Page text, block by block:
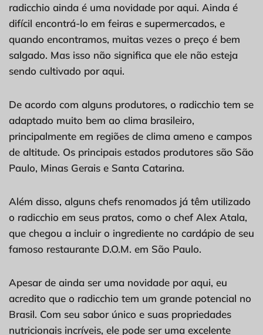
radicchio ainda é uma novidade por aqui. Ainda é
difícil encontrá-lo em feiras e supermercados, e
quando encontramos, muitas vezes o preço é bem
salgado. Mas isso não significa que ele não esteja
sendo cultivado por aqui.
De acordo com alguns produtores, o radicchio tem se
adaptado muito bem ao clima brasileiro,
principalmente em regiões de clima ameno e campos
de altitude. Os principais estados produtores são São
Paulo, Minas Gerais e Santa Catarina.
Além disso, alguns chefs renomados já têm utilizado
o radicchio em seus pratos, como o chef Alex Atala,
que chegou a incluir o ingrediente no cardápio de seu
famoso restaurante D.O.M. em São Paulo.
Apesar de ainda ser uma novidade por aqui, eu
acredito que o radicchio tem um grande potencial no
Brasil. Com seu sabor único e suas propriedades
nutricionais incríveis, ele pode ser uma excelente